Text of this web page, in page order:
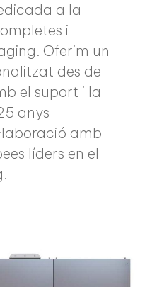
a la
i
Oferim un
des de
el suport i la
anys
amb
líders en el